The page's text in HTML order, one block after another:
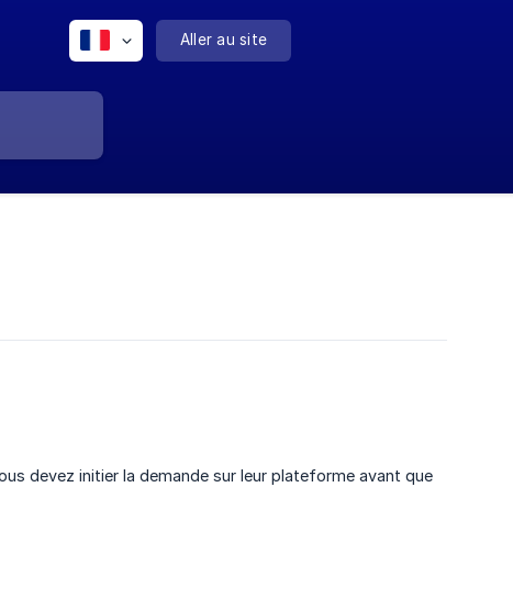
Aller au site
devez initier la demande sur leur plateforme avant que